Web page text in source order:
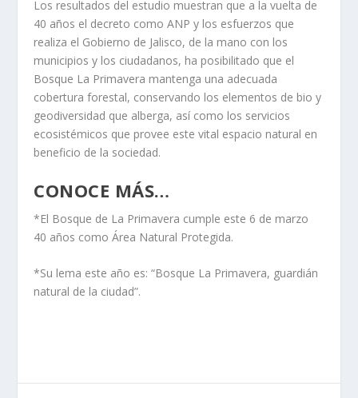
Los resultados del estudio muestran que a la vuelta de
40 años el decreto como ANP y los esfuerzos que
realiza el Gobierno de Jalisco, de la mano con los
municipios y los ciudadanos, ha posibilitado que el
Bosque La Primavera mantenga una adecuada
cobertura forestal, conservando los elementos de bio y
geodiversidad que alberga, así como los servicios
ecosistémicos que provee este vital espacio natural en
beneficio de la sociedad.
CONOCE MÁS…
*El Bosque de La Primavera cumple este 6 de marzo
40 años como Área Natural Protegida.
*Su lema este año es: “Bosque La Primavera, guardián
natural de la ciudad”.